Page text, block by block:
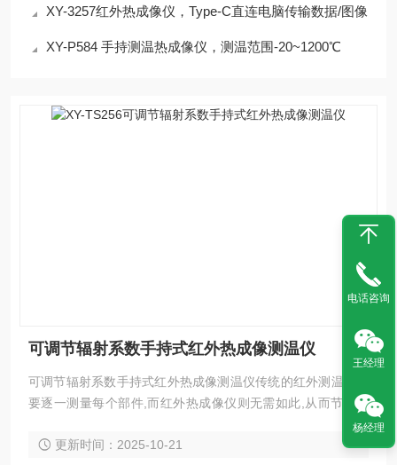
XY-3257红外热成像仪，Type-C直连电脑传输数据/图像
XY-P584 手持测温热成像仪，测温范围-20~1200℃
可调节辐射系数手持式红外热成像测温仪
可调节辐射系数手持式红外热成像测温仪传统的红外测温仪需
要逐一测量每个部件,而红外热成像仪则无需如此,从而节省了
时间。潜在问题可清晰地显示在彩色显示屏上,而且通过中心点
测量光标能快速准确地定位并测量目标物体的温度。为了增加
更新时间：2025-10-21
电话咨询
王经理
杨经理